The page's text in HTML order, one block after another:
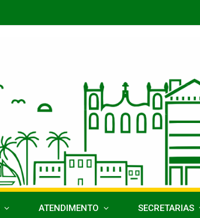
ATENDIMENTO SECRETARIAS